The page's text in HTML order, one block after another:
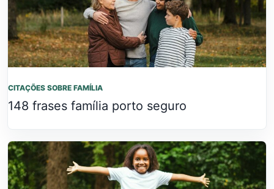
CITAÇÕES SOBRE FAMÍLIA
148 frases família porto seguro